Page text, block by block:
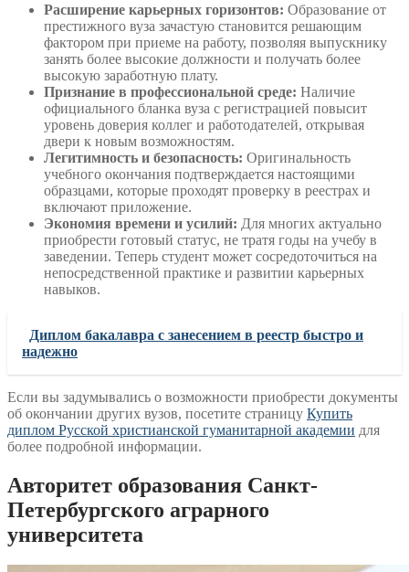
Расширение карьерных горизонтов: Образование от
престижного вуза зачастую становится решающим
фактором при приеме на работу, позволяя выпускнику
занять более высокие должности и получать более
высокую заработную плату.
Признание в профессиональной среде: Наличие
официального бланка вуза с регистрацией повысит
уровень доверия коллег и работодателей, открывая
двери к новым возможностям.
Легитимность и безопасность: Оригинальность
учебного окончания подтверждается настоящими
образцами, которые проходят проверку в реестрах и
включают приложение.
Экономия времени и усилий: Для многих актуально
приобрести готовый статус, не тратя годы на учебу в
заведении. Теперь студент может сосредоточиться на
непосредственной практике и развитии карьерных
навыков.
Диплом бакалавра с занесением в реестр быстро и
надежно
Если вы задумывались о возможности приобрести документы
об окончании других вузов, посетите страницу Купить
диплом Русской христианской гуманитарной академии для
более подробной информации.
Авторитет образования Санкт-
Петербургского аграрного
университета